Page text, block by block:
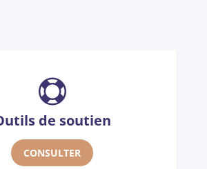

de soutien
CONSULTER